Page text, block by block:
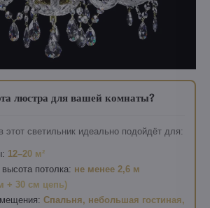
люстра для вашей комнаты?
этот светильник идеально подойдёт для:
12–20 м²
потолка: не менее 2,6 м
+ 30 см цепь)
Спальня, небольшая гостиная,